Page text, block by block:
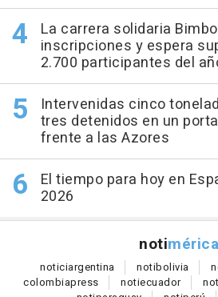
La carrera solidaria
inscripciones y espera
2.700 participantes del
Intervenidas cinco
tres detenidos en un
frente a las Azores
El tiempo para hoy en
2026
notimérica
noticiargentina notibolivia
colombiapress notiecuador